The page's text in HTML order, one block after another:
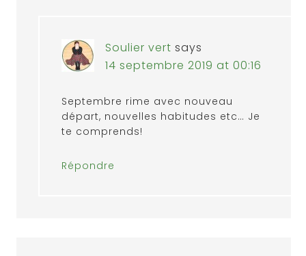
Soulier vert says
14 septembre 2019 at 00:16
Septembre rime avec nouveau
départ, nouvelles habitudes etc… Je
te comprends!
Répondre